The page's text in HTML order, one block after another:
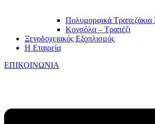
Πολυμορφικά Τραπεζάκια
Κονσόλα – Τραπέζι
Ξενοδοχειακός Εξοπλισμός
Η Εταιρεία
ΕΠΙΚΟΙΝΩΝΙΑ